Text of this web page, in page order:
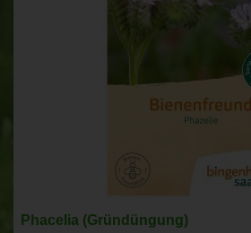
Phacelia (Gründüngung)